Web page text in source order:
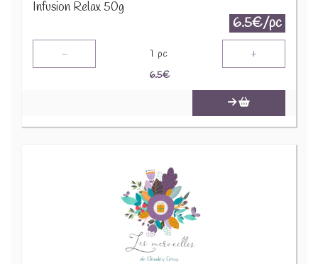
Infusion Relax 50g
6.5€/pc
- 1 pc +
6.5€